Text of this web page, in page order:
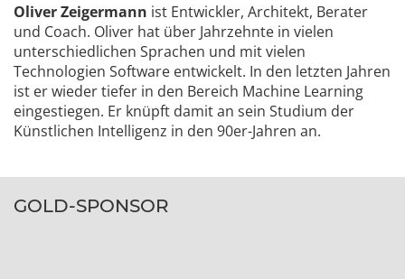
Oliver Zeigermann ist Entwickler, Architekt, Berater
und Coach. Oliver hat über Jahrzehnte in vielen
unterschiedlichen Sprachen und mit vielen
Technologien Software entwickelt. In den letzten Jahren
ist er wieder tiefer in den Bereich Machine Learning
eingestiegen. Er knüpft damit an sein Studium der
Künstlichen Intelligenz in den 90er-Jahren an.
GOLD-SPONSOR